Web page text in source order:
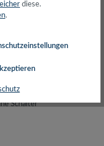
diese.
.